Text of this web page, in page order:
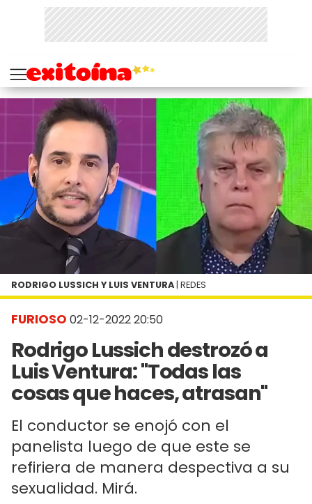
FURIOSO 02-12-2022 20:50
Rodrigo Lussich destrozó a
Luis Ventura: "Todas las
cosas que haces, atrasan"
El conductor se enojó con el
panelista luego de que este se
refiriera de manera despectiva a su
sexualidad. Mirá.
RODRIGO LUSSICH Y LUIS VENTURA | REDES